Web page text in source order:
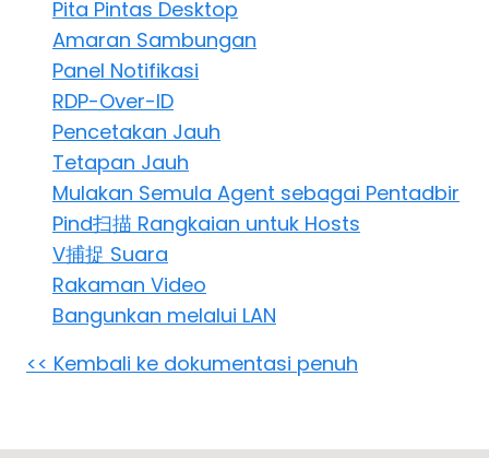
Pita Pintas Desktop
Amaran Sambungan
Panel Notifikasi
RDP-Over-ID
Pencetakan Jauh
Tetapan Jauh
Mulakan Semula Agent sebagai Pentadbir
Pind扫描 Rangkaian untuk Hosts
V捕捉 Suara
Rakaman Video
Bangunkan melalui LAN
<< Kembali ke dokumentasi penuh
Awan & Di Dalam Premis